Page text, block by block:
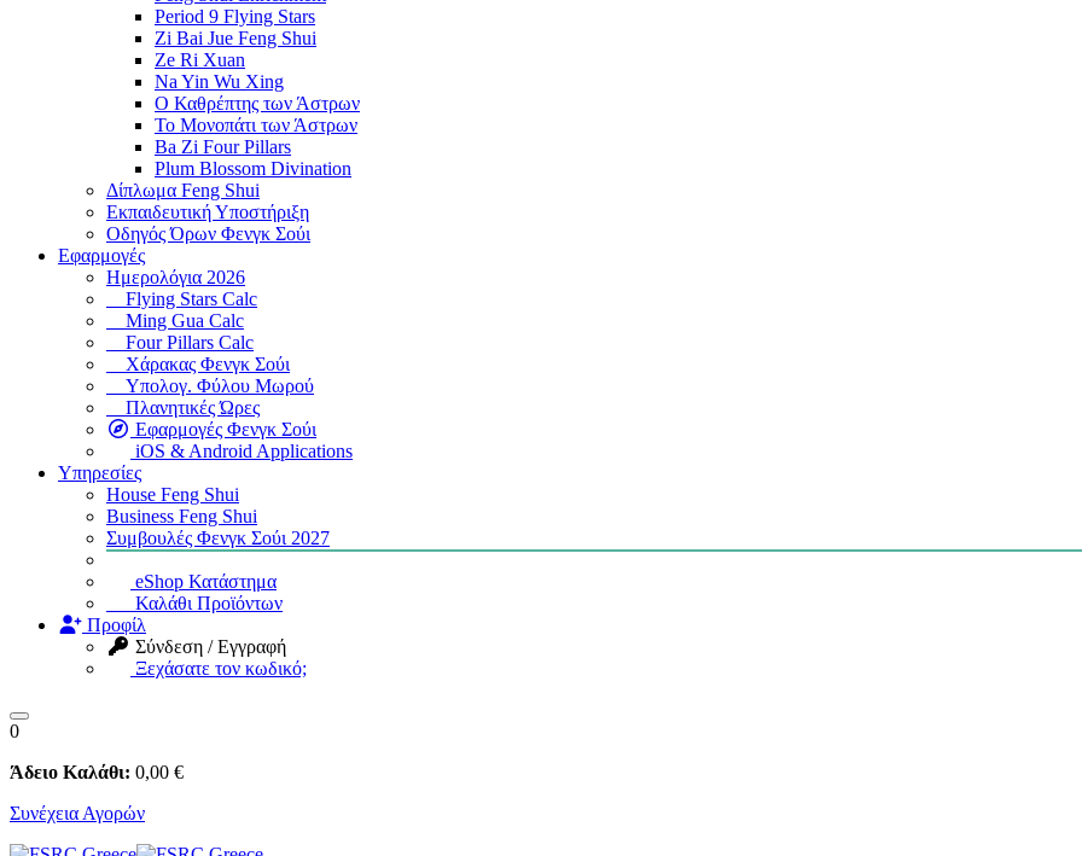
Period 9 Flying Stars
Zi Bai Jue Feng Shui
Ze Ri Xuan
Na Yin Wu Xing
Ο Καθρέπτης των Άστρων
Το Μονοπάτι των Άστρων
Ba Zi Four Pillars
Plum Blossom Divination
Δίπλωμα Feng Shui
Εκπαιδευτική Υποστήριξη
Οδηγός Όρων Φενγκ Σούι
Εφαρμογές
Ημερολόγια 2026
Flying Stars Calc
Ming Gua Calc
Four Pillars Calc
Χάρακας Φενγκ Σούι
Υπολογ. Φύλου Μωρού
Πλανητικές Ώρες
Εφαρμογές Φενγκ Σούι
iOS & Android Applications
Υπηρεσίες
House Feng Shui
Business Feng Shui
Συμβουλές Φενγκ Σούι 2027
eShop Κατάστημα
Καλάθι Προϊόντων
Προφίλ
Σύνδεση / Εγγραφή
Ξεχάσατε τον κωδικό;
0
Άδειο Καλάθι: 0,00 €
Συνέχεια Αγορών